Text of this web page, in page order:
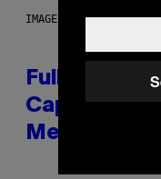
IMAGE: NICK DOVE
Fully-
Members